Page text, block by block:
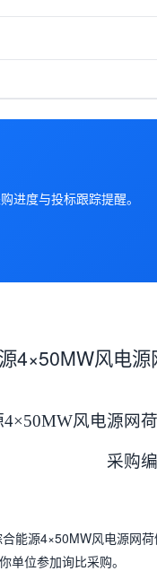
进度与投标跟踪提醒。
4×50MW风电
风电源网
采购
能源4×50MW风电源网
单位参加询比采购。